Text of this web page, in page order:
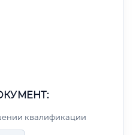
квалификации